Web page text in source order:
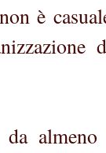
è
da